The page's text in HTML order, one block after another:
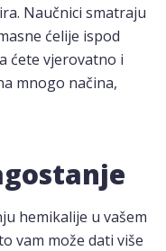
Naučnici smatraju
ćelije ispod
ćete vjerovatno i
mnogo načina,
hemikalije u vašem
vam može dati više